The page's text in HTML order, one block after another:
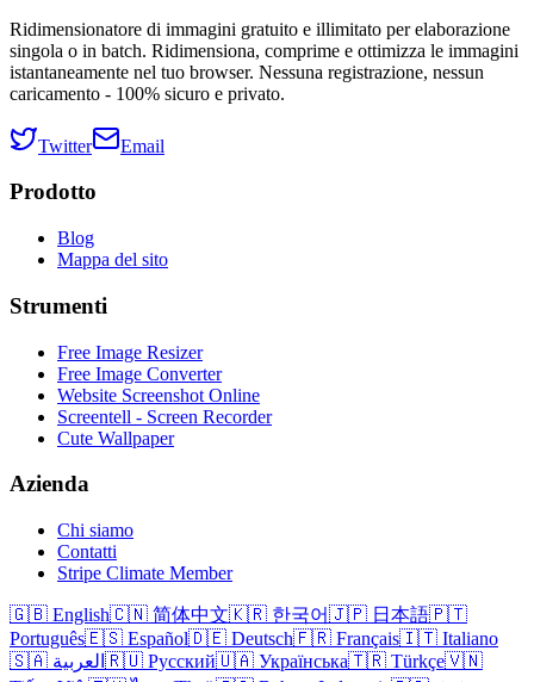
Ridimensionatore di immagini gratuito e illimitato per elaborazione
singola o in batch. Ridimensiona, comprime e ottimizza le immagini
istantaneamente nel tuo browser. Nessuna registrazione, nessun
caricamento - 100% sicuro e privato.
Twitter Email
Prodotto
Blog
Mappa del sito
Strumenti
Free Image Resizer
Free Image Converter
Website Screenshot Online
Screentell - Screen Recorder
Cute Wallpaper
Azienda
Chi siamo
Contatti
Stripe Climate Member
🇬🇧 English🇨🇳 简体中文🇰🇷 한국어🇯🇵 日本語🇵🇹
Português🇪🇸 Español🇩🇪 Deutsch🇫🇷 Français🇮🇹 Italiano
🇸🇦 العربية 🇷🇺 Русский🇺🇦 Українська🇹🇷 Türkçe🇻🇳